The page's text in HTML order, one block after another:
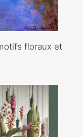
floraux et